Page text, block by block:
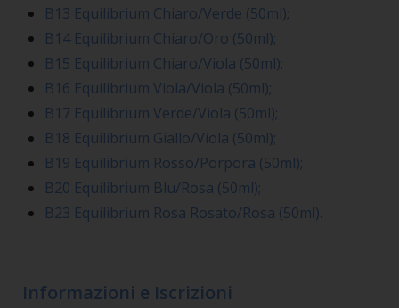
B13 Equilibrium Chiaro/Verde (50ml);
B14 Equilibrium Chiaro/Oro (50ml);
B15 Equilibrium Chiaro/Viola (50ml);
B16 Equilibrium Viola/Viola (50ml);
B17 Equilibrium Verde/Viola (50ml);
B18 Equilibrium Giallo/Viola (50ml);
B19 Equilibrium Rosso/Porpora (50ml);
B20 Equilibrium Blu/Rosa (50ml);
B23 Equilibrium Rosa Rosato/Rosa (50ml).
Informazioni e Iscrizioni